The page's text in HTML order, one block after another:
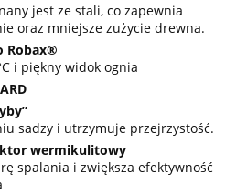
jest ze stali, co zapewnia
oraz mniejsze zużycie drewna.
Robax®
i piękny widok ognia
sadzy i utrzymuje przejrzystość.
wermikulitowy
spalania i zwiększa efektywność